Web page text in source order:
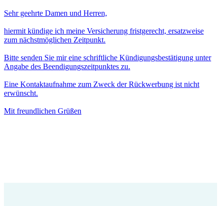
Sehr geehrte Damen und Herren,
hiermit kündige ich meine Versicherung fristgerecht, ersatzweise
zum nächstmöglichen Zeitpunkt.
Bitte senden Sie mir eine schriftliche Kündigungsbestätigung unter
Angabe des Beendigungszeitpunktes zu.
Eine Kontaktaufnahme zum Zweck der Rückwerbung ist nicht
erwünscht.
Mit freundlichen Grüßen